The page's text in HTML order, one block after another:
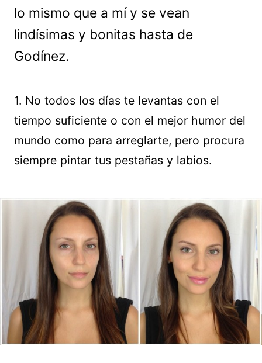
lo mismo que a mí y se vean
lindísimas y bonitas hasta de
Godínez.
1. No todos los días te levantas con el
tiempo suficiente o con el mejor humor del
mundo como para arreglarte, pero procura
siempre pintar tus pestañas y labios.